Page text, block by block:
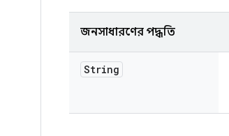
জনসাধারণের পদ্ধতি
String